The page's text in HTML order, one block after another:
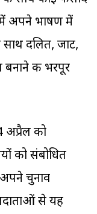
में अपने भाषण में
दलित, जाट,
की भरपूर
अप्रैल को
को संबोधित
चुनाव
से यह